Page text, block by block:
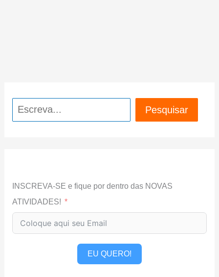
Pesquisar Pesquisar
INSCREVA-SE e fique por dentro das NOVAS
ATIVIDADES!
EU QUERO!